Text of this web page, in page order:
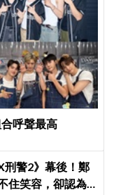
呼聲最高
刑警2》幕後！鄭
住笑容，卻認為